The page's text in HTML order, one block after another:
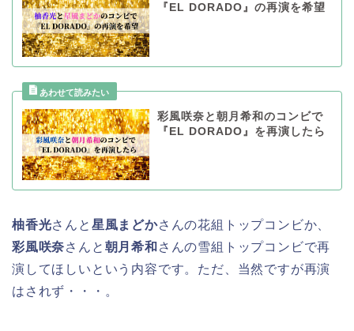
『EL DORADO』の再演を希望
彩風咲奈と朝月希和のコンビで
『EL DORADO』を再演したら
柚香光さんと 星風まどかさんの花組トップコンビか、
彩風咲奈さんと 朝月希和 さんの雪組トップコンビで再
演してほしいという内容です。ただ、当然ですが再演
はされず・・・。